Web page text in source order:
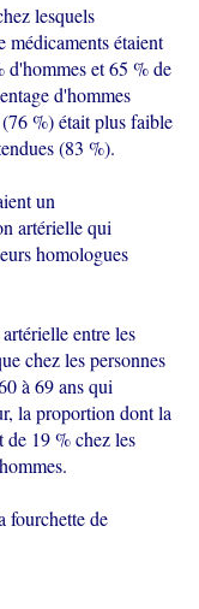
lesquels
médicaments étaient
d'hommes et 65 % de
d'hommes
%) était plus faible
(83 %).
un
artérielle qui
homologues
entre les
chez les personnes
à 69 ans qui
la proportion dont la
de 19 % chez les
fourchette de